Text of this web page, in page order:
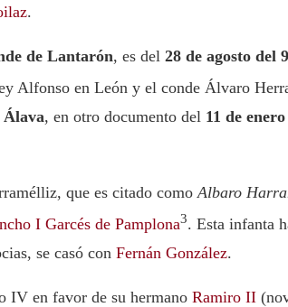
.
de Lantarón, es del 28 de agosto del
Alfonso en León y el conde Álvaro
Álava, en otro documento del 11 de
que es citado comoAlbaro
I Garcés de Pamplona3. Esta infanta
se casó con Fernán González.
IV en favor de su hermano Ramiro II